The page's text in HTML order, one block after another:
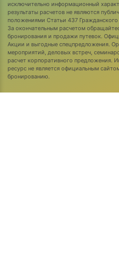
исключительно информационный
результаты расчетов не являются
положениями Статьи 437
За окончательным расчетом
бронирования и продажи путевок.
Акции и выгодные спецпредложения.
мероприятий, деловых встреч,
расчет корпоративного предложения.
ресурс не является официальным
бронированию.